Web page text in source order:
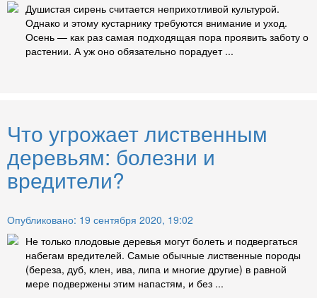
Душистая сирень считается неприхотливой культурой.
Однако и этому кустарнику требуются внимание и уход.
Осень — как раз самая подходящая пора проявить заботу о
растении. А уж оно обязательно порадует ...
Что угрожает лиственным
деревьям: болезни и
вредители?
Опубликовано: 19 сентября 2020, 19:02
Не только плодовые деревья могут болеть и подвергаться
набегам вредителей. Самые обычные лиственные породы
(береза, дуб, клен, ива, липа и многие другие) в равной
мере подвержены этим напастям, и без ...